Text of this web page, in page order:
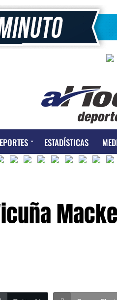
ESTADÍSTICAS